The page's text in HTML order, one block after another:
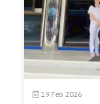
19 Feb 2026